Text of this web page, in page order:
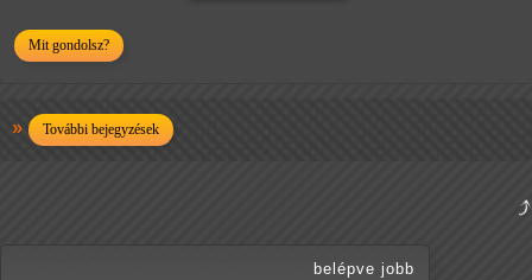
Mit gondolsz?
További bejegyzések
belépve jobb